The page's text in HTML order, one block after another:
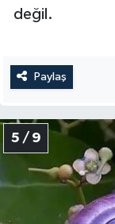
değil.
Paylaş
5 / 9